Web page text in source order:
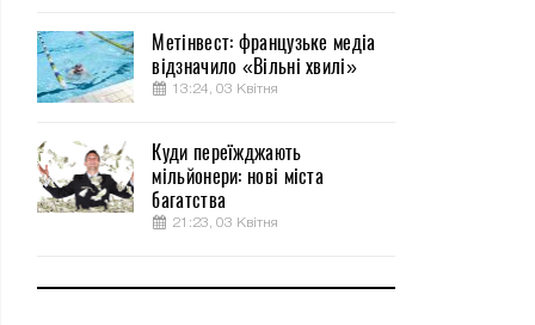
Метінвест: французьке медіа
відзначило «Вільні хвилі»
13:24, 03 Квітня
Куди переїжджають
мільйонери: нові міста
багатства
21:23, 03 Квітня